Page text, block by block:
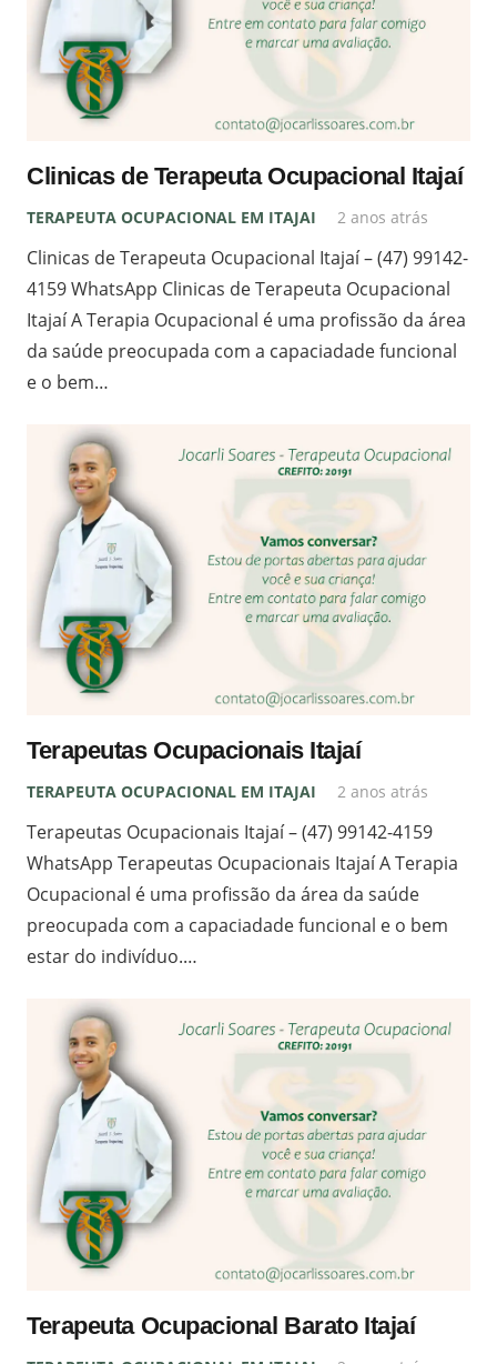
Clinicas de Terapeuta Ocupacional Itajaí
TERAPEUTA OCUPACIONAL EM ITAJAI 2 anos atrás
Clinicas de Terapeuta Ocupacional Itajaí – (47) 99142-
4159 WhatsApp Clinicas de Terapeuta Ocupacional
Itajaí A Terapia Ocupacional é uma profissão da área
da saúde preocupada com a capaciadade funcional
e o bem…
Terapeutas Ocupacionais Itajaí
TERAPEUTA OCUPACIONAL EM ITAJAI 2 anos atrás
Terapeutas Ocupacionais Itajaí – (47) 99142-4159
WhatsApp Terapeutas Ocupacionais Itajaí A Terapia
Ocupacional é uma profissão da área da saúde
preocupada com a capaciadade funcional e o bem
estar do indivíduo.…
Terapeuta Ocupacional Barato Itajaí